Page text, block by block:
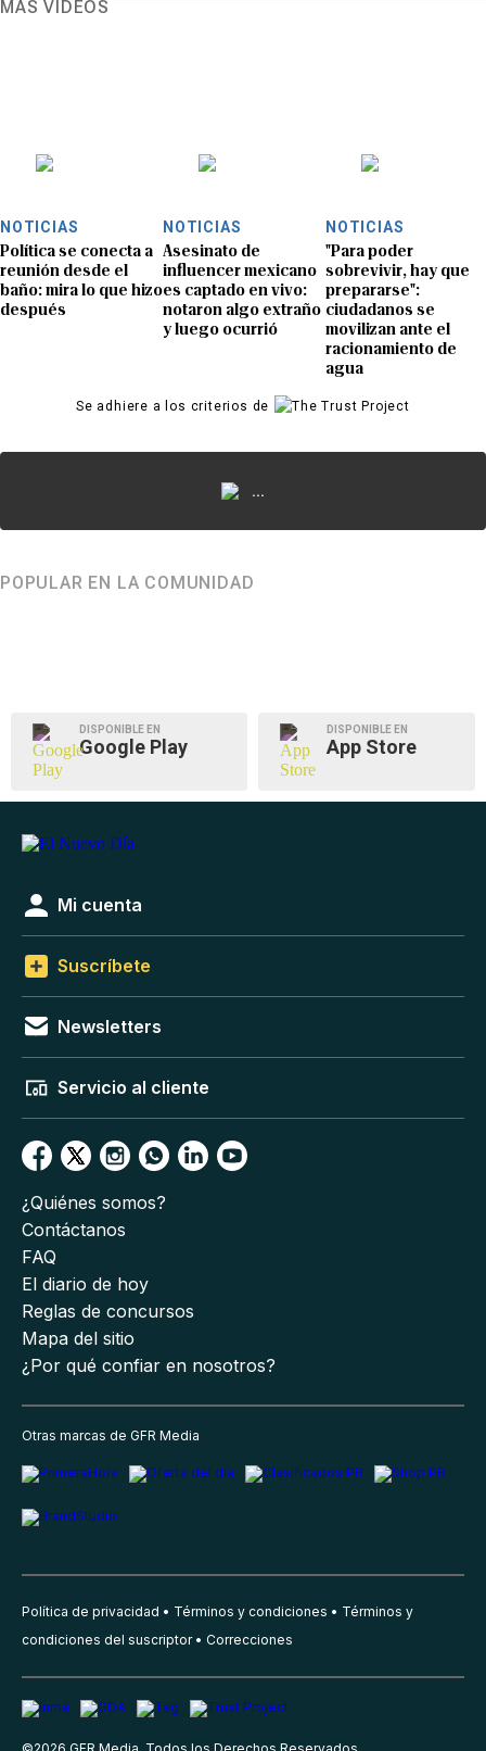
MÁS VIDEOS
NOTICIAS
Política se conecta a
reunión desde el
baño: mira lo que hizo
después
NOTICIAS
Asesinato de
influencer mexicano
es captado en vivo:
notaron algo extraño
y luego ocurrió
NOTICIAS
"Para poder
sobrevivir, hay que
prepararse":
ciudadanos se
movilizan ante el
racionamiento de
agua
Se adhiere a los criterios de
...
POPULAR EN LA COMUNIDAD
DISPONIBLE EN
Google Play
DISPONIBLE EN
App Store
Mi cuenta
Suscríbete
Newsletters
Servicio al cliente
¿Quiénes somos?
Contáctanos
FAQ
El diario de hoy
Reglas de concursos
Mapa del sitio
¿Por qué confiar en nosotros?
Otras marcas de GFR Media
Política de privacidad Términos y condiciones
Términos y
condiciones del suscriptor
Correcciones